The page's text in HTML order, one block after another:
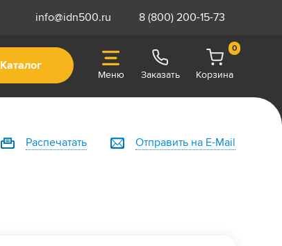
info@idn500.ru 8 (800) 200-15-73
Каталог
Меню Заказать
0
Корзина
Распечатать Отправить на E-Mail